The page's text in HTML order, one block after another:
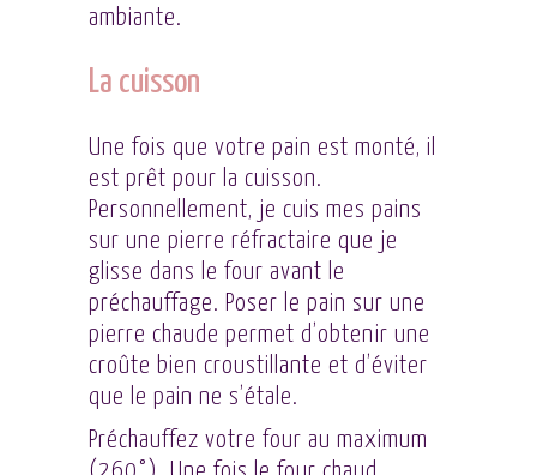
ambiante.
La cuisson
Une fois que votre pain est monté, il
est prêt pour la cuisson.
Personnellement, je cuis mes pains
sur une pierre réfractaire que je
glisse dans le four avant le
préchauffage. Poser le pain sur une
pierre chaude permet d’obtenir une
croûte bien croustillante et d’éviter
que le pain ne s’étale.
Préchauffez votre four au maximum